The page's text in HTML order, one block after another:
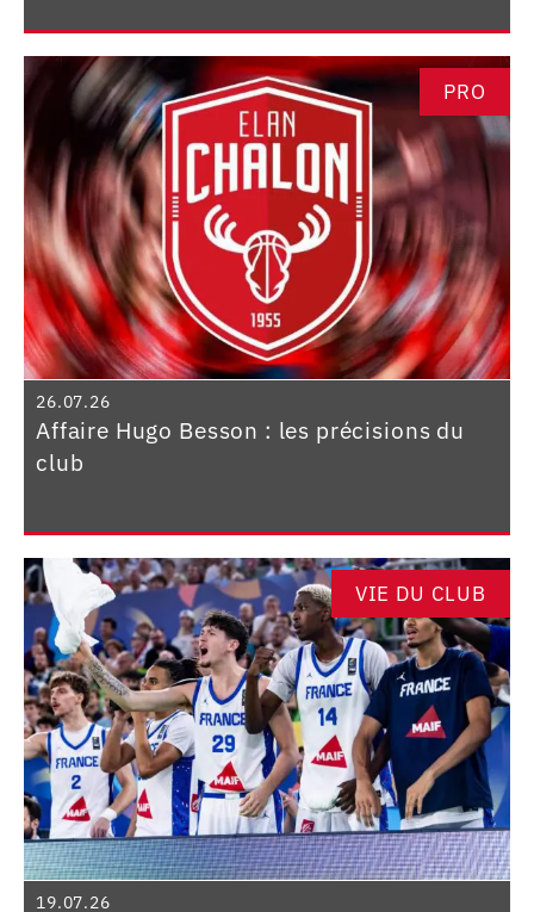
PRO
26.07.26
Affaire Hugo Besson : les précisions du
club
VIE DU CLUB
19.07.26